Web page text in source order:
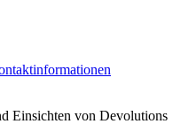
Einsichten von Devolutions